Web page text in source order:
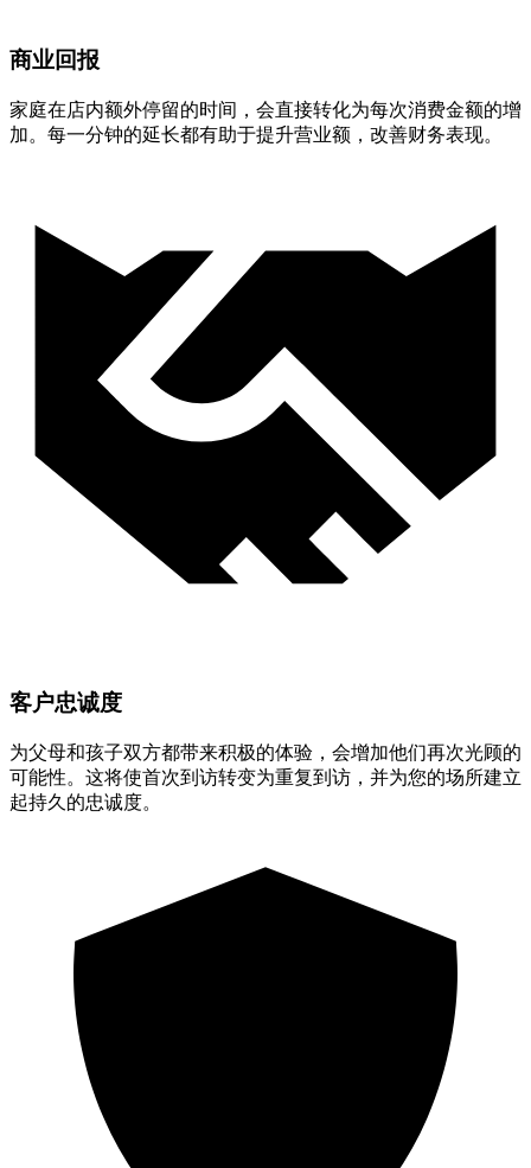
商业回报
家庭在店内额外停留的时间，会直接转化为每次消费金额的增
加。每一分钟的延长都有助于提升营业额，改善财务表现。
客户忠诚度
为父母和孩子双方都带来积极的体验，会增加他们再次光顾的
可能性。这将使首次到访转变为重复到访，并为您的场所建立
起持久的忠诚度。